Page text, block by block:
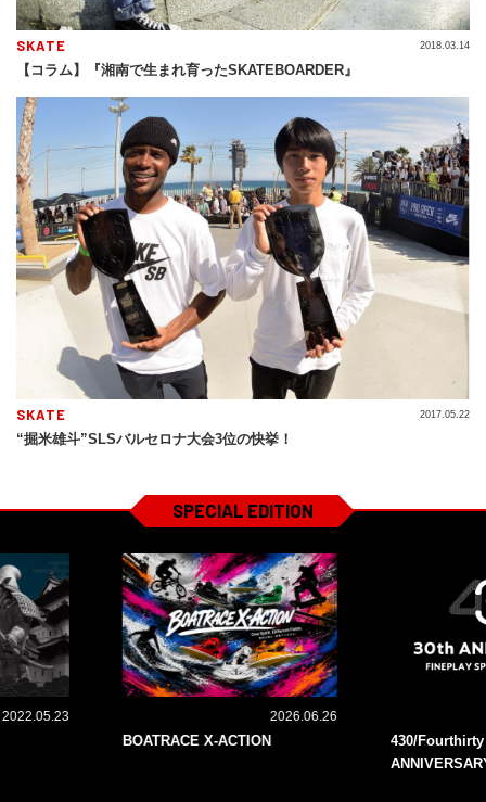
SKATE
【コラム】『湘南で生まれ育ったSKATEBOARDER』
2018.03.14
SKATE
“掘米雄斗”SLSバルセロナ大会3位の快挙！
2017.05.22
SPECIAL EDITION
2022.05.23 2026.06.26
BOATRACE X-ACTION
430/